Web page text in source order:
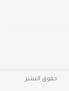
حقوق النشر